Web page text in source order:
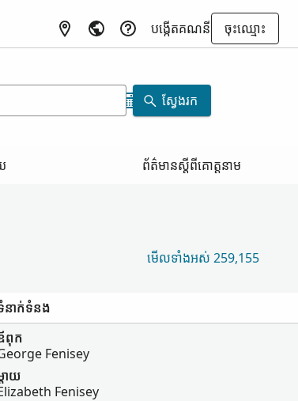
បង្កើត​គណនី
ចុះ​ឈ្មោះ
ស្វែងរក
ព័ត៌មាន​ស្ដីពី​គោត្តនាម
មើល​ទាំងអស់ 259,155
នាក់ទំនង
ពុក
Fenisey
ាយ
Fenisey